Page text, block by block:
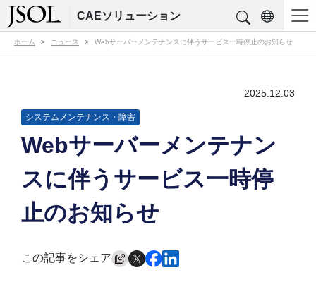
CAEソリューション
ホーム ニュース Webサーバーメンテナンスに伴うサービス一時停止のお知らせ
2025.12.03
システムメンテナンス・障害
Webサーバーメンテナン
スに伴うサービス一時停
止のお知らせ
この記事をシェア